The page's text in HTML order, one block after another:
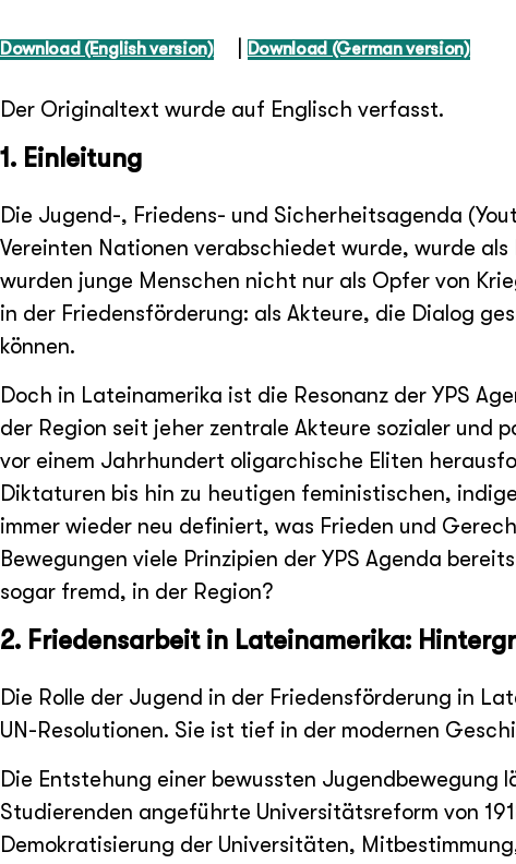
Download (English version) Download (German version)
Der Originaltext wurde auf Englisch verfasst.
1. Einleitung
Die Jugend-, Friedens- und Sicherheitsagenda
Vereinten Nationen verabschiedet wurde, wurde
wurden junge Menschen nicht nur als Opfer von
in der Friedensförderung: als Akteure, die Dialog
können.
Doch in Lateinamerika ist die Resonanz der YPS
der Region seit jeher zentrale Akteure sozialer und
vor einem Jahrhundert oligarchische Eliten
Diktaturen bis hin zu heutigen feministischen,
immer wieder neu definiert, was Frieden und
Bewegungen viele Prinzipien der YPS Agenda
sogar fremd, in der Region?
2. Friedensarbeit in Lateinamerika:
Die Rolle der Jugend in der Friedensförderung in
UN-Resolutionen. Sie ist tief in der modernen
Die Entstehung einer bewussten
Studierenden angeführte Universitätsreform von
Demokratisierung der Universitäten,